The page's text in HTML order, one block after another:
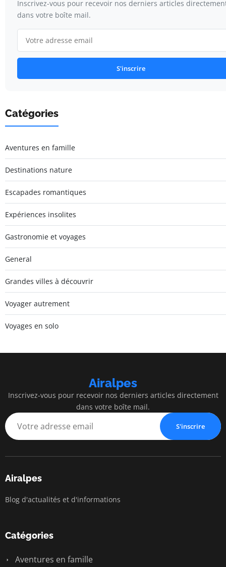
Inscrivez-vous pour recevoir nos derniers articles
dans votre boîte mail.
S'inscrire
Catégories
Aventures en famille
Destinations nature
Escapades romantiques
Expériences insolites
Gastronomie et voyages
General
Grandes villes à découvrir
Voyager autrement
Voyages en solo
Airalpes
Inscrivez-vous pour recevoir nos derniers articles directement
dans votre boîte mail.
S'inscrire
Airalpes
Blog d'actualités et d'informations
Catégories
Aventures en famille